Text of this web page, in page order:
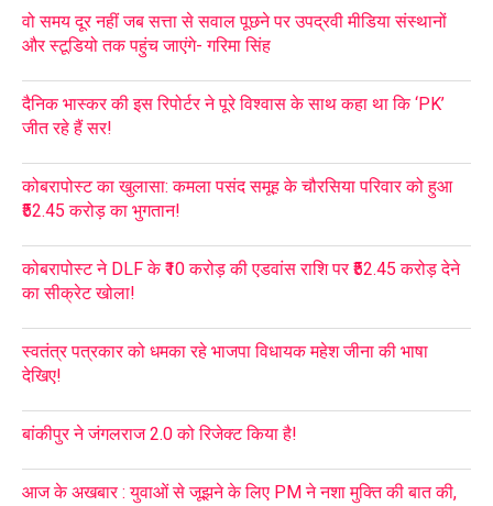
वो समय दूर नहीं जब सत्ता से सवाल पूछने पर उपद्रवी मीडिया संस्थानों
और स्टूडियो तक पहुंच जाएंगे- गरिमा सिंह
दैनिक भास्कर की इस रिपोर्टर ने पूरे विश्वास के साथ कहा था कि ‘PK’
जीत रहे हैं सर!
कोबरापोस्ट का खुलासा: कमला पसंद समूह के चौरसिया परिवार को हुआ
₹52.45 करोड़ का भुगतान!
कोबरापोस्ट ने DLF के ₹10 करोड़ की एडवांस राशि पर ₹52.45 करोड़ देने
का सीक्रेट खोला!
स्वतंत्र पत्रकार को धमका रहे भाजपा विधायक महेश जीना की भाषा
देखिए!
बांकीपुर ने जंगलराज 2.0 को रिजेक्ट किया है!
आज के अखबार : युवाओं से जूझने के लिए PM ने नशा मुक्ति की बात की,